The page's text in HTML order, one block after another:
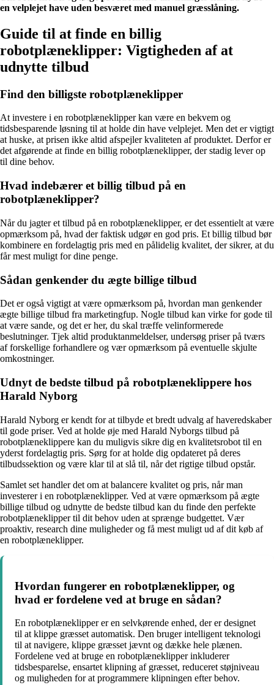
en velplejet have uden besværet med manuel græsslåning.
Guide til at finde en billig
robotplæneklipper: Vigtigheden af at
udnytte tilbud
Find den billigste robotplæneklipper
At investere i en robotplæneklipper kan være en bekvem og
tidsbesparende løsning til at holde din have velplejet. Men det er vigtigt
at huske, at prisen ikke altid afspejler kvaliteten af produktet. Derfor er
det afgørende at finde en billig robotplæneklipper, der stadig lever op
til dine behov.
Hvad indebærer et billig tilbud på en
robotplæneklipper?
Når du jagter et tilbud på en robotplæneklipper, er det essentielt at være
opmærksom på, hvad der faktisk udgør en god pris. Et billig tilbud bør
kombinere en fordelagtig pris med en pålidelig kvalitet, der sikrer, at du
får mest muligt for dine penge.
Sådan genkender du ægte billige tilbud
Det er også vigtigt at være opmærksom på, hvordan man genkender
ægte billige tilbud fra marketingfup. Nogle tilbud kan virke for gode til
at være sande, og det er her, du skal træffe velinformerede
beslutninger. Tjek altid produktanmeldelser, undersøg priser på tværs
af forskellige forhandlere og vær opmærksom på eventuelle skjulte
omkostninger.
Udnyt de bedste tilbud på robotplæneklippere hos
Harald Nyborg
Harald Nyborg er kendt for at tilbyde et bredt udvalg af haveredskaber
til gode priser. Ved at holde øje med Harald Nyborgs tilbud på
robotplæneklippere kan du muligvis sikre dig en kvalitetsrobot til en
yderst fordelagtig pris. Sørg for at holde dig opdateret på deres
tilbudssektion og være klar til at slå til, når det rigtige tilbud opstår.
Samlet set handler det om at balancere kvalitet og pris, når man
investerer i en robotplæneklipper. Ved at være opmærksom på ægte
billige tilbud og udnytte de bedste tilbud kan du finde den perfekte
robotplæneklipper til dit behov uden at sprænge budgettet. Vær
proaktiv, research dine muligheder og få mest muligt ud af dit køb af
en robotplæneklipper.
Hvordan fungerer en robotplæneklipper, og
hvad er fordelene ved at bruge en sådan?
En robotplæneklipper er en selvkørende enhed, der er designet
til at klippe græsset automatisk. Den bruger intelligent teknologi
til at navigere, klippe græsset jævnt og dække hele plænen.
Fordelene ved at bruge en robotplæneklipper inkluderer
tidsbesparelse, ensartet klipning af græsset, reduceret støjniveau
og muligheden for at programmere klipningen efter behov.